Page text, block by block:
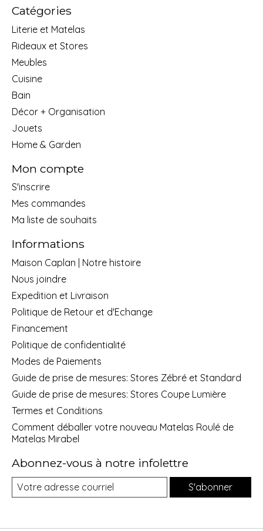
Catégories
Literie et Matelas
Rideaux et Stores
Meubles
Cuisine
Bain
Décor + Organisation
Jouets
Home & Garden
Mon compte
S'inscrire
Mes commandes
Ma liste de souhaits
Informations
Maison Caplan | Notre histoire
Nous joindre
Expedition et Livraison
Politique de Retour et d'Echange
Financement
Politique de confidentialité
Modes de Paiements
Guide de prise de mesures: Stores Zébré et Standard
Guide de prise de mesures: Stores Coupe Lumière
Termes et Conditions
Comment déballer votre nouveau Matelas Roulé de
Matelas Mirabel
Abonnez-vous à notre infolettre
S'abonner